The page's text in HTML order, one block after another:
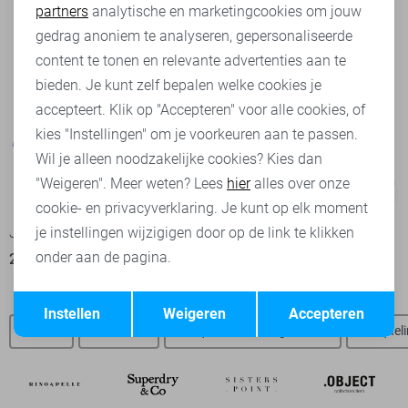
-10%
Jacqueline de Yong Blouse
27,00 29,99
Jacqueline de Yong Blouse
Marketing cookies
Terug Opslaan
partners analytische en marketingcookies om jouw
gedrag anoniem te analyseren, gepersonaliseerde
content te tonen en relevante advertenties aan te
bieden. Je kunt zelf bepalen welke cookies je
accepteert. Klik op "Accepteren" voor alle cookies, of
kies "Instellingen" om je voorkeuren aan te passen.
Wil je alleen noodzakelijke cookies? Kies dan
"Weigeren". Meer weten? Lees hieralles over onze
cookie- en privacyverklaring. Je kunt op elk moment
je instellingen wijzigigen door op de link te klikken
onder aan de pagina.
Accepteren
Weigeren
Instellen